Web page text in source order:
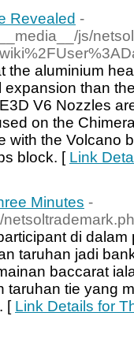
Revealed -
js/
the aluminium
than
V6 Nozzles
on the
with the Volcano
block. [ Link
Minutes -
di
taruhan jadi
baccarat
taruhan tie yang
[ Link Details for